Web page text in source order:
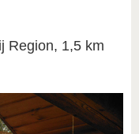
Region, 1,5 km